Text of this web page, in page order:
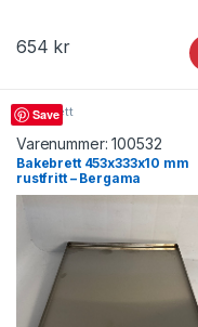
654 kr
Save
Bakebrett
Varenummer:100532
Bakebrett 453x333x10 mm
rustfritt – Bergama